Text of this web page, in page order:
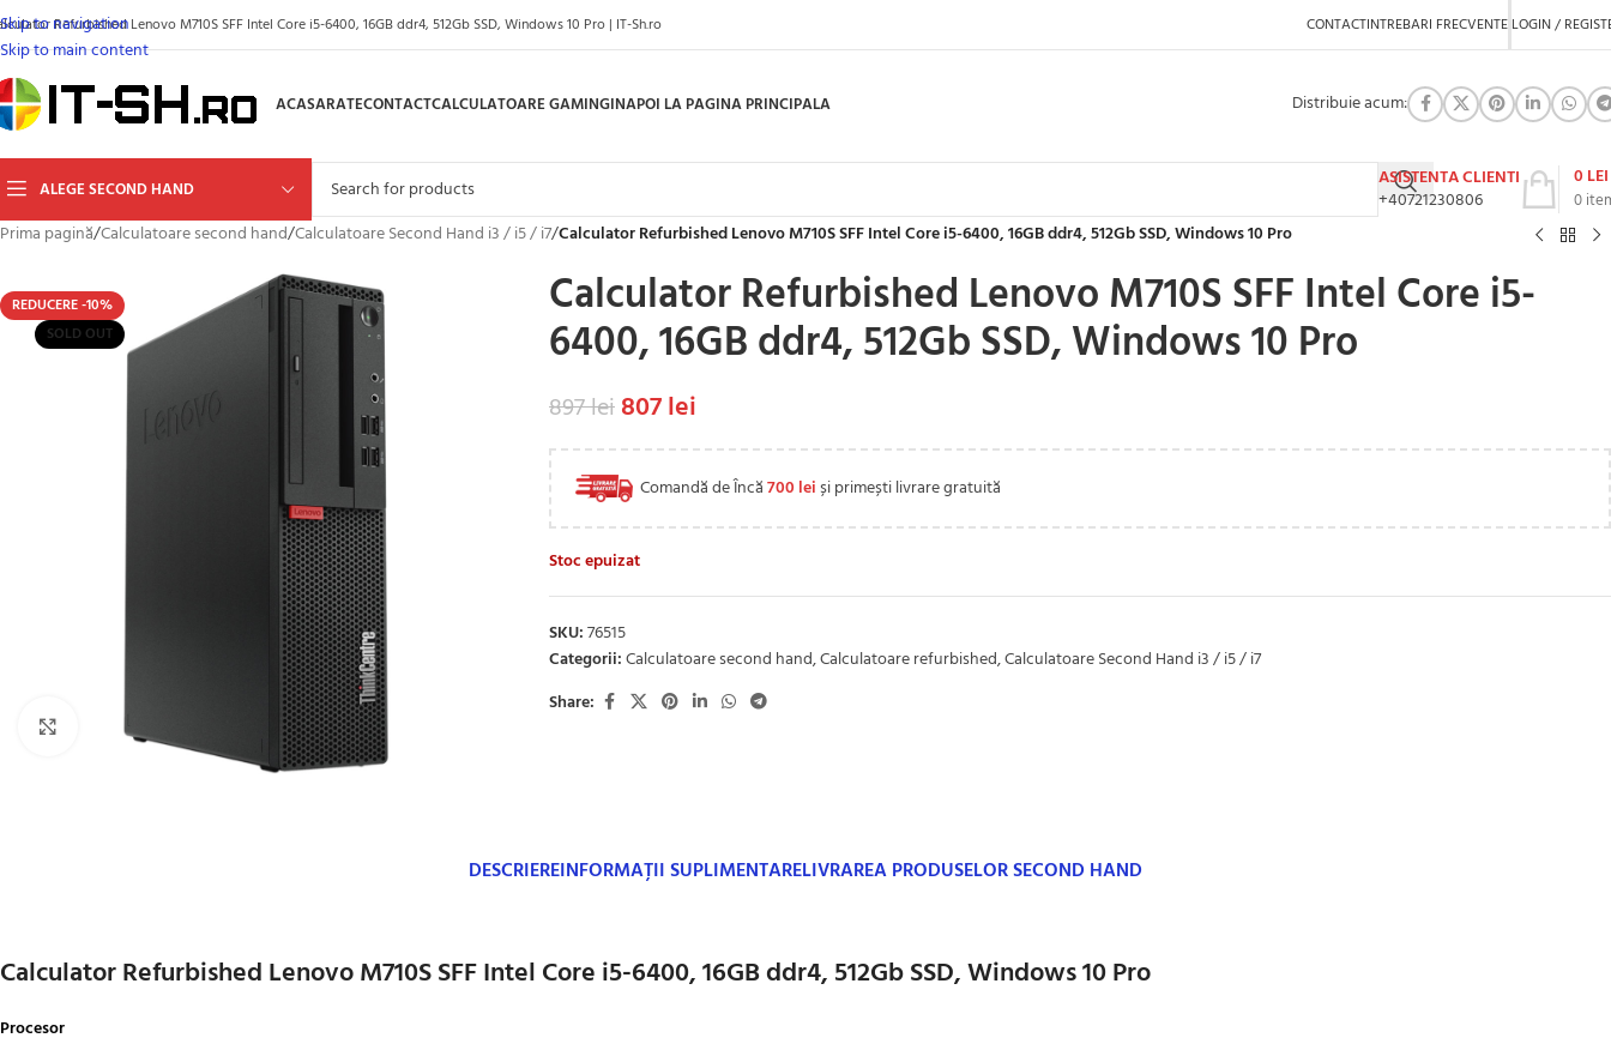
Skip to navigation
Skip to main content
Refurbished Lenovo M710S SFF Intel Core i5-6400, 16GB ddr4, 512Gb SSD, Windows 10 Pro | IT-Sh.ro CONTACTINTREBARI FRECVENTE LOGIN /
ACASARATECONTACTCALCULATOARE GAMINGINAPOI LA PAGINA PRINCIPALA Distribuie acum:
ALEGE SECOND HAND
ASISTENTA CLIENTI
+40721230806
0
0 LEI
Prima pagină/Calculatoare second hand/Calculatoare Second Hand i3 / i5 / i7/Calculator Refurbished Lenovo M710S SFF Intel Core i5-6400, 16GB ddr4, 512Gb SSD, Windows 10 Pro
REDUCERE -10%
SOLD OUT
Calculator Refurbished Lenovo M710S SFF Intel Core i5-
6400, 16GB ddr4, 512Gb SSD, Windows 10 Pro
897lei807lei
Comandă de Încă700 leiși primești livrare gratuită
Stoc epuizat
SKU:76515
Categorii:Calculatoare second hand,Calculatoare refurbished,Calculatoare Second Hand i3 / i5 / i7
Share:
DESCRIEREINFORMAȚII SUPLIMENTARELIVRAREA PRODUSELOR SECOND HAND
Calculator Refurbished Lenovo M710S SFF Intel Core i5-6400, 16GB ddr4, 512Gb SSD, Windows 10 Pro
Procesor